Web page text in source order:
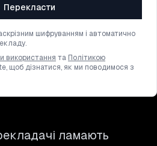
Перекласти
шифруванням і автоматично
використання та Політикою
щоб дізнатися, як ми поводимося з
ламають